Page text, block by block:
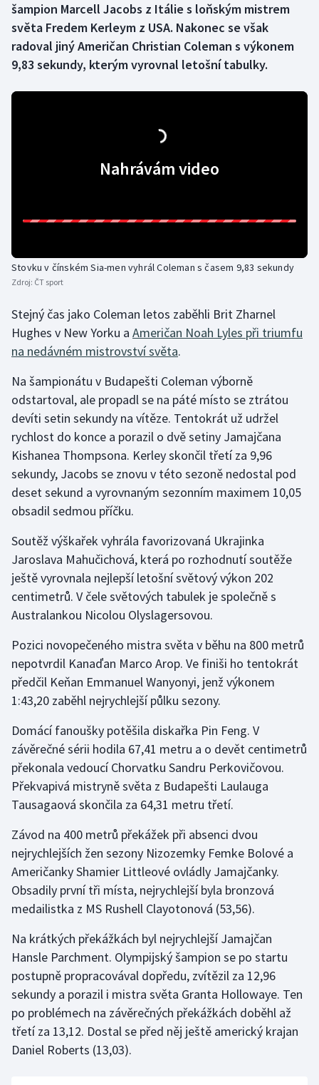
Dostihy
Florbal
Futsal
Judo
Lezení
Moderní pětiboj
Motorsport
Olympijské hry
Plavání
Plážový volejbal
Ragby
Rychlobruslení
Rychlostní kanoistika
Short track
Sportovní střelba
Stolní tenis
Triatlon
Veslování
Vodní slalom
Volejbal
Ostatní
šampion Marcell Jacobs z Itálie s loňským mistrem
světa Fredem Kerleym z USA. Nakonec se však
radoval jiný Američan Christian Coleman s výkonem
9,83 sekundy, kterým vyrovnal letošní tabulky.
Nahrávám video
Stovku v čínském Sia-men vyhrál Coleman s časem 9,83 sekundy
Zdroj: ČT sport
Stejný čas jako Coleman letos zaběhli Brit Zharnel
Hughes v New Yorku a Američan Noah Lyles při triumfu
na nedávném mistrovství světa.
Na šampionátu v Budapešti Coleman výborně
odstartoval, ale propadl se na páté místo se ztrátou
devíti setin sekundy na vítěze. Tentokrát už udržel
rychlost do konce a porazil o dvě setiny Jamajčana
Kishanea Thompsona. Kerley skončil třetí za 9,96
sekundy, Jacobs se znovu v této sezoně nedostal pod
deset sekund a vyrovnaným sezonním maximem 10,05
obsadil sedmou příčku.
Soutěž výškařek vyhrála favorizovaná Ukrajinka
Jaroslava Mahučichová, která po rozhodnutí soutěže
ještě vyrovnala nejlepší letošní světový výkon 202
centimetrů. V čele světových tabulek je společně s
Australankou Nicolou Olyslagersovou.
Pozici novopečeného mistra světa v běhu na 800 metrů
nepotvrdil Kanaďan Marco Arop. Ve finiši ho tentokrát
předčil Keňan Emmanuel Wanyonyi, jenž výkonem
1:43,20 zaběhl nejrychlejší půlku sezony.
Domácí fanoušky potěšila diskařka Pin Feng. V
závěrečné sérii hodila 67,41 metru a o devět centimetrů
překonala vedoucí Chorvatku Sandru Perkovičovou.
Překvapivá mistryně světa z Budapešti Laulauga
Tausagaová skončila za 64,31 metru třetí.
Závod na 400 metrů překážek při absenci dvou
nejrychlejších žen sezony Nizozemky Femke Bolové a
Američanky Shamier Littleové ovládly Jamajčanky.
Obsadily první tři místa, nejrychlejší byla bronzová
medailistka z MS Rushell Clayotonová (53,56).
Na krátkých překážkách byl nejrychlejší Jamajčan
Hansle Parchment. Olympijský šampion se po startu
postupně propracovával dopředu, zvítězil za 12,96
sekundy a porazil i mistra světa Granta Hollowaye. Ten
po problémech na závěrečných překážkách doběhl až
třetí za 13,12. Dostal se před něj ještě americký krajan
Daniel Roberts (13,03).